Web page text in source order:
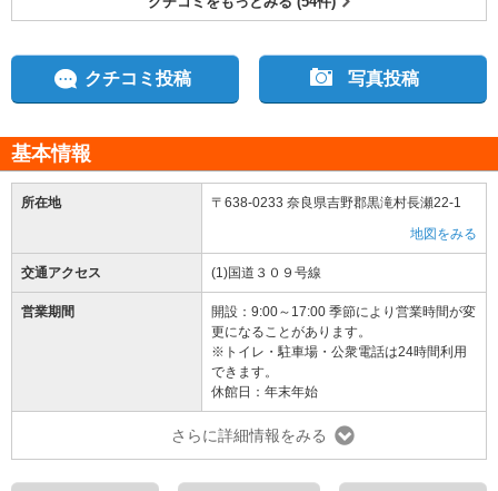
クチコミ投稿 写真投稿
基本情報
所在地
〒638-0233 奈良県吉野郡黒滝村長瀬22-1
地図をみる
交通アクセス (1)国道３０９号線
営業期間
開設：9:00～17:00 季節により営業時間が変
更になることがあります。
※トイレ・駐車場・公衆電話は24時間利用
できます。
休館日：年末年始
さらに詳細情報をみる